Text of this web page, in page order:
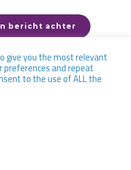
bericht achter
give you the most relevant
preferences and repeat
to the use of ALL the